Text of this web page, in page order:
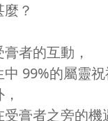
？
者的互動，
99%的屬靈祝
膏者之旁的機